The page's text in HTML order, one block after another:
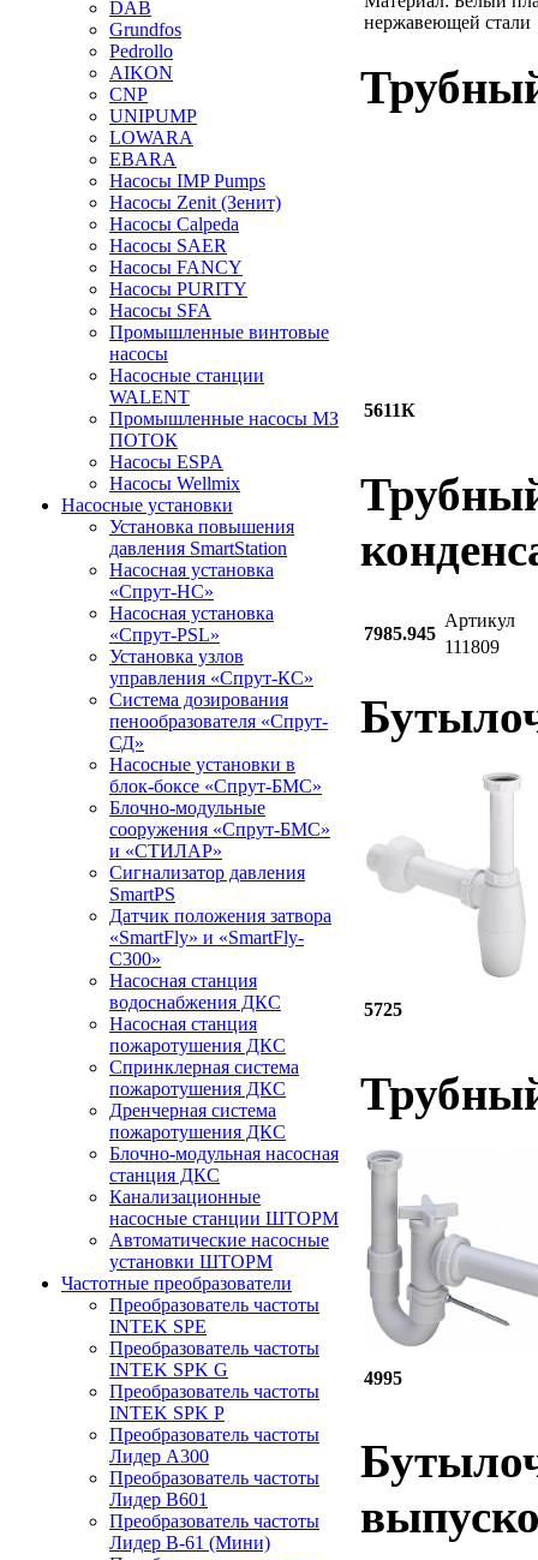
DAB
Grundfos
Pedrollo
AIKON
CNP
UNIPUMP
LOWARA
EBARA
Насосы IMP Pumps
Насосы Zenit (Зенит)
Насосы Calpeda
Насосы SAER
Насосы FANCY
Насосы PURITY
Насосы SFA
Промышленные винтовые
насосы
Насосные станции
WALENT
Промышленные насосы МЗ
ПОТОК
Насосы ESPA
Насосы Wellmix
Насосные установки
Установка повышения
давления SmartStation
Насосная установка
«Спрут-НС»
Насосная установка
«Спрут-PSL»
Установка узлов
управления «Спрут-КС»
Система дозирования
пенообразователя «Спрут-
СД»
Насосные установки в
блок-боксе «Спрут-БМС»
Блочно-модульные
сооружения «Спрут-БМС»
и «СТИЛАР»
Сигнализатор давления
SmartPS
Датчик положения затвора
«SmartFly» и «SmartFly-
С300»
Насосная станция
водоснабжения ДКС
Насосная станция
пожаротушения ДКС
Спринклерная система
пожаротушения ДКС
Дренчерная система
пожаротушения ДКС
Блочно-модульная насосная
станция ДКС
Канализационные
насосные станции ШТОРМ
Автоматические насосные
установки ШТОРМ
Частотные преобразователи
Преобразователь частоты
INTEK SPE
Преобразователь частоты
INTEK SPK G
Преобразователь частоты
INTEK SPK P
Преобразователь частоты
Лидер А300
Преобразователь частоты
Лидер B601
Преобразователь частоты
Лидер В-61 (Мини)
нержавеющей стали
5611К
7985.945
Артикул
111809
5725
4995